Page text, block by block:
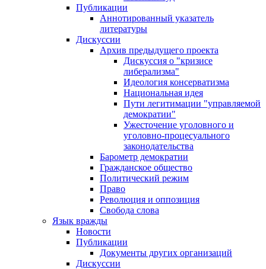
Публикации
Аннотированный указатель
литературы
Дискуссии
Архив предыдущего проекта
Дискуссия о "кризисе
либерализма"
Идеология консерватизма
Национальная идея
Пути легитимации "управляемой
демократии"
Ужесточение уголовного и
уголовно-процесуального
законодательства
Барометр демократии
Гражданское общество
Политический режим
Право
Революция и оппозиция
Свобода слова
Язык вражды
Новости
Публикации
Документы других организаций
Дискуссии